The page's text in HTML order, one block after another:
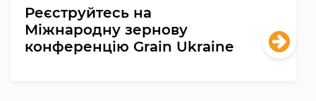
Реєструйтесь на
Міжнародну зернову
конференцію Grain Ukraine